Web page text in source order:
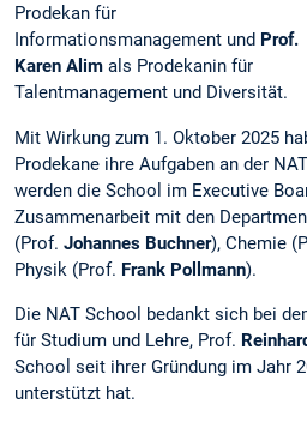
Prodekan für
Informationsmanagement und Prof.
Karen Alim als Prodekanin für
Talentmanagement und Diversität.
Mit Wirkung zum 1. Oktober 2025
Prodekane ihre Aufgaben an der
werden die School im Executive
Zusammenarbeit mit den
(Prof. Johannes Buchner), Chemie
Physik (Prof. Frank Pollmann).
Die NAT School bedankt sich bei
für Studium und Lehre, Prof.
School seit ihrer Gründung im Jahr
unterstützt hat.